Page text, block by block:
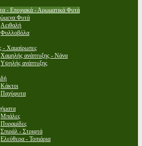
- Εποχιακά - Αρωματικά Φυτά
Φυτά
Αειθαλή
Φυλλοβόλα
- Χαμαίρωπες
Χαμηλής ανάπτυξης - Νάνα
Υψηλής ανάπτυξης
Κάκτοι
Παχύφυτα
Μπάλες
Πυραμίδες
Σπιράλ - Στριφτά
Ελεύθερα - Τοπιάρια